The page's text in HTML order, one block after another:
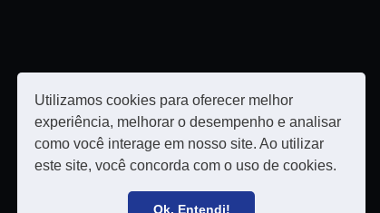
Utilizamos cookies para oferecer melhor
experiência, melhorar o desempenho e analisar
como você interage em nosso site. Ao utilizar
este site, você concorda com o uso de cookies.
Ok, Entendi!
Política de privacidade Filie-se